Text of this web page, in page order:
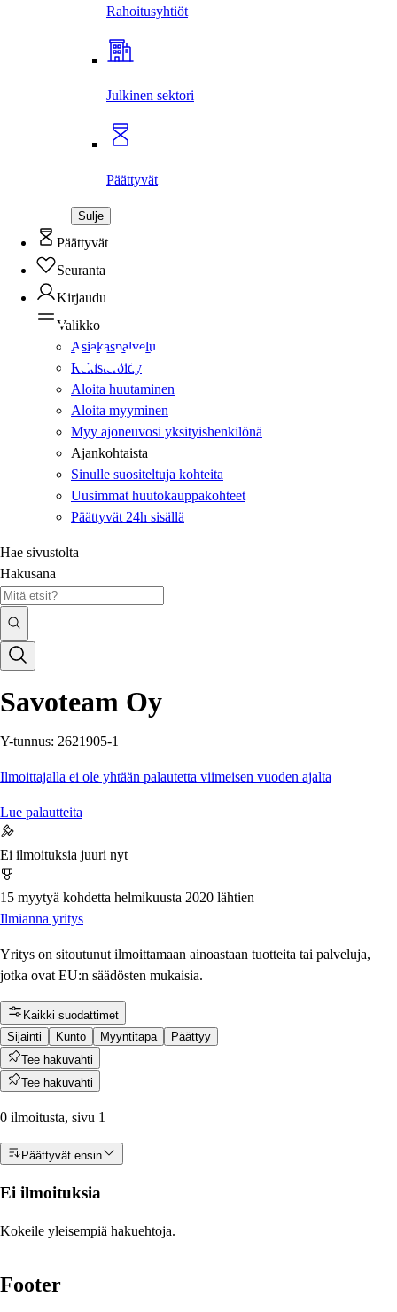
Rahoitus­yhtiöt
Julkinen sektori
Päättyvät
Sulje
Päättyvät
Seuranta
Kirjaudu
Valikko
Asiakaspalvelu
Rekisteröidy
Aloita huutaminen
Aloita myyminen
Myy ajoneuvosi yksityishenkilönä
Ajankohtaista
Sinulle suositeltuja kohteita
Uusimmat huutokauppakohteet
Päättyvät 24h sisällä
Hae sivustolta
Hakusana
Savoteam Oy
Y-tunnus: 2621905-1
Ilmoittajalla ei ole yhtään palautetta viimeisen vuoden ajalta
Lue palautteita
Ei ilmoituksia juuri nyt
15 myytyä kohdetta helmikuusta 2020 lähtien
Ilmianna yritys
Yritys on sitoutunut ilmoittamaan ainoastaan tuotteita tai palveluja,
jotka ovat EU:n säädösten mukaisia.
Kaikki suodattimet
Sijainti
Kunto Myyntitapa
Päättyy
Tee hakuvahti
Tee hakuvahti
0 ilmoitusta, sivu 1
Päättyvät ensin
Ei ilmoituksia
Kokeile yleisempiä hakuehtoja.
Footer